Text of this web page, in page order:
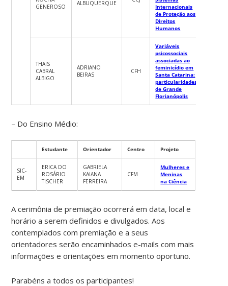
GENEROSO
ALBUQUERQUE
Internacionais
de Proteção aos
Direitos
Humanos
THAIS
CABRAL
ALBIGO
ADRIANO
BEIRAS
CFH
Variáveis
psicossociais
associadas ao
feminicídio em
Santa Catarina:
particularidades
de Grande
Florianópolis
– Do Ensino Médio:
Estudante Orientador Centro Projeto
SIC-
EM
ERICA DO
ROSÁRIO
TISCHER
GABRIELA
KAIANA
FERREIRA
CFM
Mulheres e
Meninas
na Ciência
A cerimônia de premiação ocorrerá em data, local e
horário a serem definidos e divulgados. Aos
contemplados com premiação e a seus
orientadores serão encaminhados e-mails com mais
informações e orientações em momento oportuno.
Parabéns a todos os participantes!